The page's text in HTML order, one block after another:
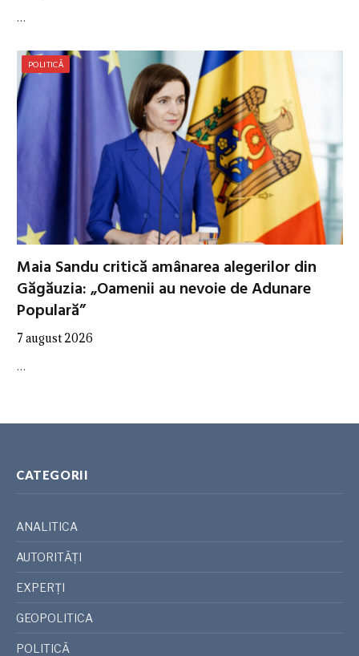
…
POLITICĂ
Maia Sandu critică amânarea alegerilor din
Găgăuzia: „Oamenii au nevoie de Adunare
Populară”
7 august 2026
…
CATEGORII
ANALITICA
AUTORITĂȚI
EXPERȚI
GEOPOLITICA
POLITICĂ